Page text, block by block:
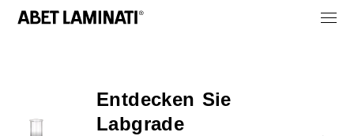
Entdecken Sie
Labgrade